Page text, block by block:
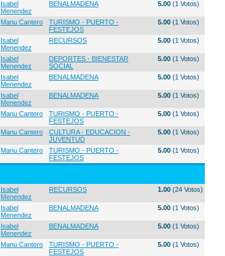
Isabel
Menendez
BENALMADENA 5.00 (1 Votos)
Manu Cantero
TURISMO - PUERTO -
FESTEJOS
5.00 (1 Votos)
Isabel
Menendez
RECURSOS 5.00 (1 Votos)
Isabel
Menendez
DEPORTES - BIENESTAR
SOCIAL
5.00 (1 Votos)
Isabel
Menendez
BENALMADENA 5.00 (1 Votos)
Isabel
Menendez
BENALMADENA 5.00 (1 Votos)
Manu Cantero
TURISMO - PUERTO -
FESTEJOS
5.00 (1 Votos)
Manu Cantero
CULTURA - EDUCACION -
JUVENTUD
5.00 (1 Votos)
Manu Cantero
TURISMO - PUERTO -
FESTEJOS
5.00 (1 Votos)
Isabel
Menendez
RECURSOS 1.00 (24 Votos)
Isabel
Menendez
BENALMADENA 5.00 (1 Votos)
Isabel
Menendez
BENALMADENA 5.00 (1 Votos)
Manu Cantero
TURISMO - PUERTO -
FESTEJOS
5.00 (1 Votos)